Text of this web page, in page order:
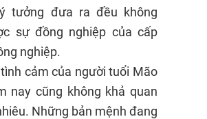
tưởng đưa ra đều không
sự đồng nghiệp của cấp
nghiệp.
cảm của người tuổi Mão
nay cũng không khả quan
Những bản mệnh đang